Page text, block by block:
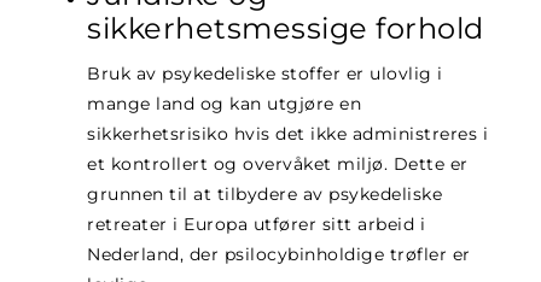
sikkerhetsmessige forhold
Bruk av psykedeliske stoffer er ulovlig i
mange land og kan utgjøre en
sikkerhetsrisiko hvis det ikke administreres i
et kontrollert og overvåket miljø. Dette er
grunnen til at tilbydere av psykedeliske
retreater i Europa utfører sitt arbeid i
Nederland, der psilocybinholdige trøfler er